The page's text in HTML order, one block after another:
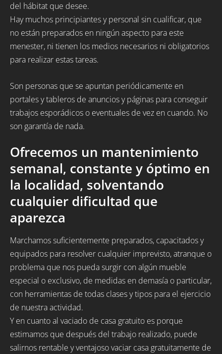
del hábitat que desee.
Hay muchos principiantes y personal sin cualificar, que
no están preparados en ningún aspecto para este
menester, ni tienen los medios necesarios ni obligatorios
para realizar estas tareas.
Son personas que se apuntan periódicamente en
portales y tableros de anuncios y páginas para conseguir
trabajos esporádicos o eventuales de vez en cuando. No
son garantía de nada.
Ofrecemos un mantenimiento
semanal, constante y óptimo en
la localidad, solventando
cualquier dificultad que
aparezca
Marchamos suficientemente preparados, capacitados y
equipados para resolver cualquier imprevisto, atranque o
problema que nos pueda surgir con algún mueble
especial o exclusivo, de medidas en demasía o particular,
con herramientas de todas clases y tipos para el ejercicio
de nuestra actividad.
Y en cuanto al vaciado de casa gratuito es porque
estimamos que después del trabajo realizado, puede
salirnos rentable y ventajoso vaciar casa gratuitamente de